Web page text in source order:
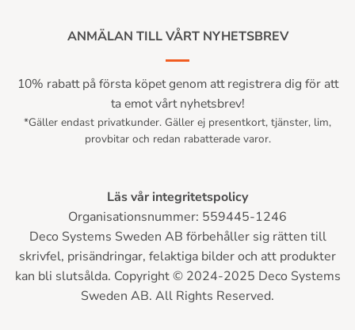
ANMÄLAN TILL VÅRT NYHETSBREV
10% rabatt på första köpet genom att registrera dig för att
ta emot vårt nyhetsbrev!
*Gäller endast privatkunder. Gäller ej presentkort, tjänster, lim,
provbitar och redan rabatterade varor.
Läs vår integritetspolicy
Organisationsnummer: 559445-1246
Deco Systems Sweden AB förbehåller sig rätten till
skrivfel, prisändringar, felaktiga bilder och att produkter
kan bli slutsålda. Copyright © 2024-2025 Deco Systems
Sweden AB. All Rights Reserved.